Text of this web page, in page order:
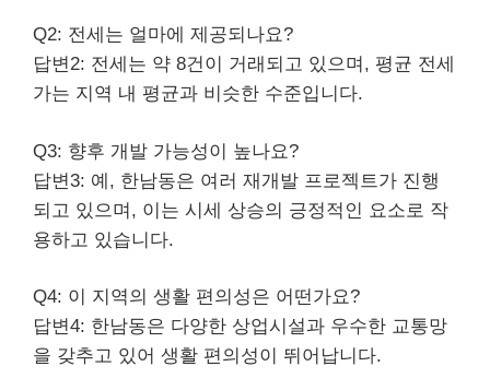
Q2: 전세는 얼마에 제공되나요?
답변2: 전세는 약 8건이 거래되고 있으며, 평균 전세
가는 지역 내 평균과 비슷한 수준입니다.
Q3: 향후 개발 가능성이 높나요?
답변3: 예, 한남동은 여러 재개발 프로젝트가 진행
되고 있으며, 이는 시세 상승의 긍정적인 요소로 작
용하고 있습니다.
Q4: 이 지역의 생활 편의성은 어떤가요?
답변4: 한남동은 다양한 상업시설과 우수한 교통망
을 갖추고 있어 생활 편의성이 뛰어납니다.